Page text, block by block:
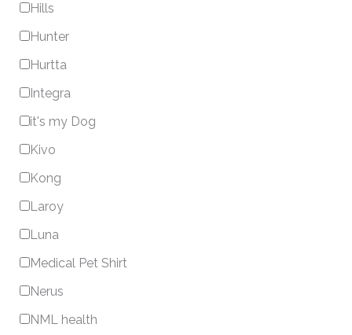
Hills
Hunter
Hurtta
Integra
it's my Dog
Kivo
Kong
Laroy
Luna
Medical Pet Shirt
Nerus
NML health